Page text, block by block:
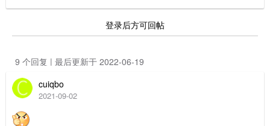
登录后方可回帖
9 个回复 | 最后更新于 2022-06-19
cuiqbo
2021-09-02